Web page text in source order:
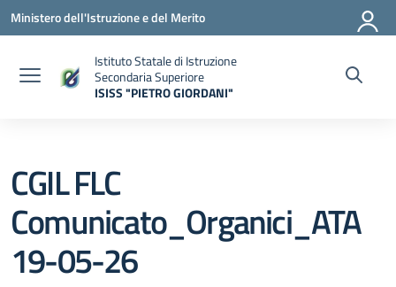
Vai ai contenuti
Vai al menu di navigazione
Vai al footer
Ministero dell'Istruzione e del Merito
Istituto Statale di Istruzione
Secondaria Superiore
ISISS "PIETRO GIORDANI"
CGIL FLC
Comunicato_Organici_ATA
19-05-26